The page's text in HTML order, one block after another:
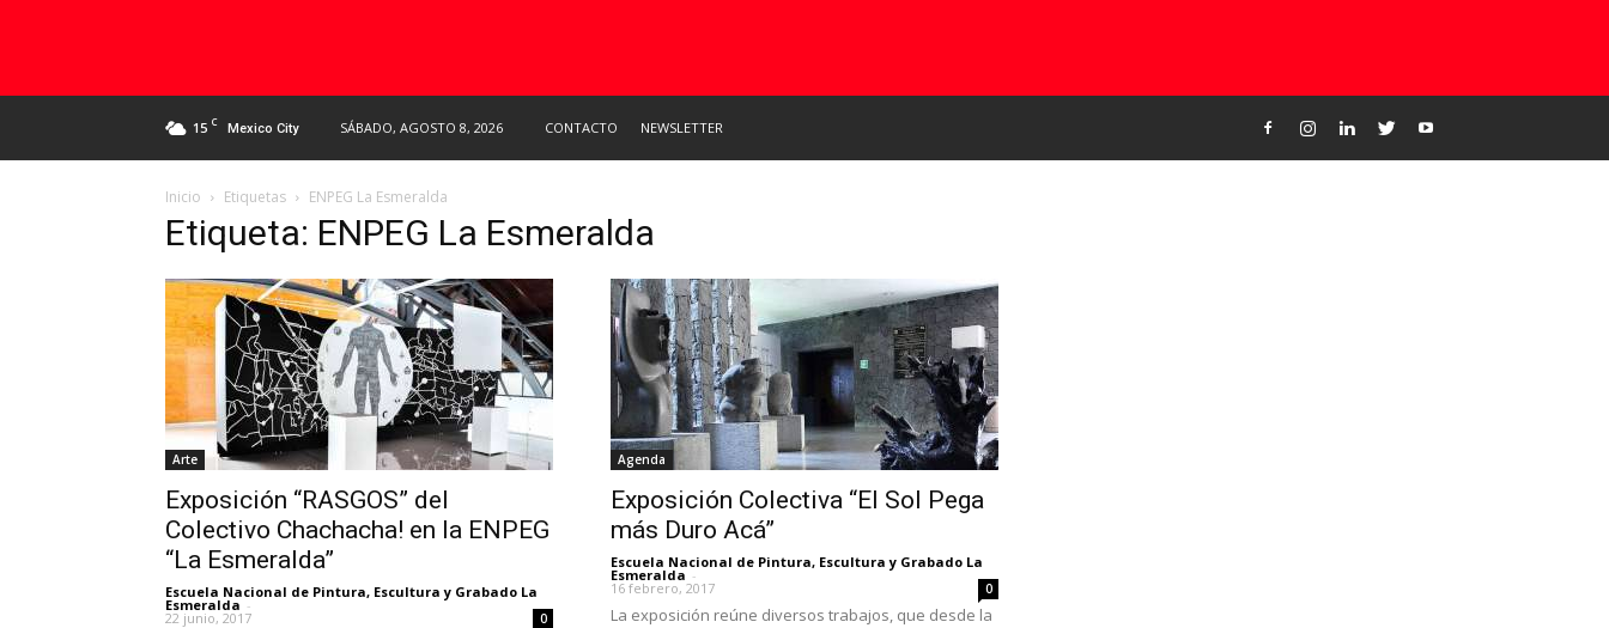
15 C Mexico City SÁBADO, AGOSTO 8, 2026 CONTACTO NEWSLETTER
Inicio Etiquetas ENPEG La Esmeralda
Etiqueta: ENPEG La Esmeralda
Arte
Exposición “RASGOS” del
Colectivo Chachacha! en la ENPEG
“La Esmeralda”
Escuela Nacional de Pintura, Escultura y Grabado La
Esmeralda -
22 junio, 2017 0
Agenda
Exposición Colectiva “El Sol Pega
más Duro Acá”
Escuela Nacional de Pintura, Escultura y Grabado La
Esmeralda -
16 febrero, 2017 0
La exposición reúne diversos trabajos, que desde la